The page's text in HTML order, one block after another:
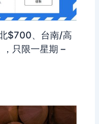
$700、台南/高
只限一星期 –